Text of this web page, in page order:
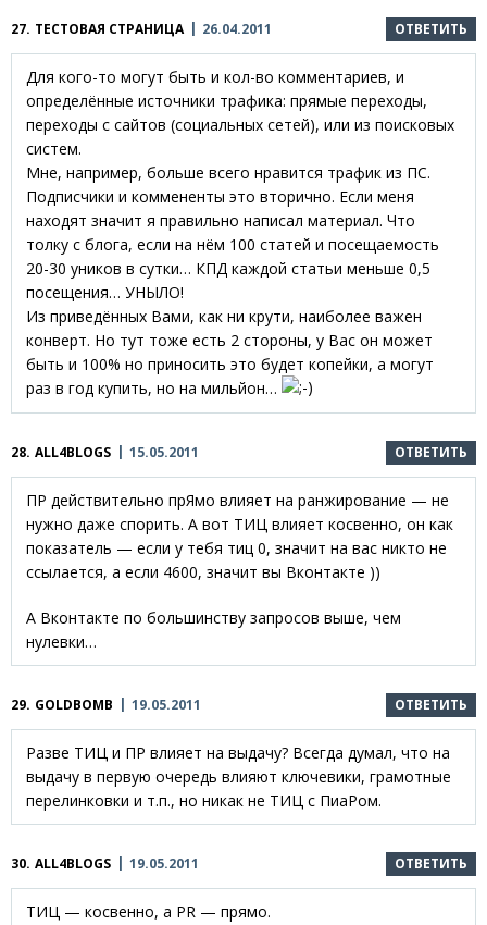
27. ТЕСТОВАЯ СТРАНИЦА 26.04.2011 ОТВЕТИТЬ
Для кого-то могут быть и кол-во комментариев, и
определённые источники трафика: прямые переходы,
переходы с сайтов (социальных сетей), или из поисковых
систем.
Мне, например, больше всего нравится трафик из ПС.
Подписчики и коммененты это вторично. Если меня
находят значит я правильно написал материал. Что
толку с блога, если на нём 100 статей и посещаемость
20-30 уников в сутки… КПД каждой статьи меньше 0,5
посещения… УНЫЛО!
Из приведённых Вами, как ни крути, наиболее важен
конверт. Но тут тоже есть 2 стороны, у Вас он может
быть и 100% но приносить это будет копейки, а могут
раз в год купить, но на мильйон…
28. ALL4BLOGS 15.05.2011 ОТВЕТИТЬ
ПР действительно прЯмо влияет на ранжирование — не
нужно даже спорить. А вот ТИЦ влияет косвенно, он как
показатель — если у тебя тиц 0, значит на вас никто не
ссылается, а если 4600, значит вы Вконтакте ))
А Вконтакте по большинству запросов выше, чем
нулевки…
29. GOLDBOMB 19.05.2011 ОТВЕТИТЬ
Разве ТИЦ и ПР влияет на выдачу? Всегда думал, что на
выдачу в первую очередь влияют ключевики, грамотные
перелинковки и т.п., но никак не ТИЦ с ПиаРом.
30. ALL4BLOGS 19.05.2011 ОТВЕТИТЬ
ТИЦ — косвенно, а PR — прямо.